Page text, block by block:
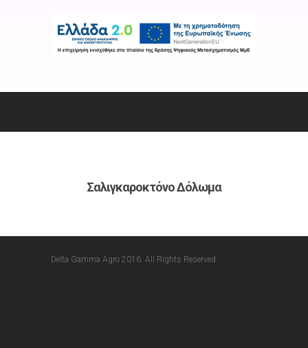
Σαλιγκαροκτόνο Δόλωμα
Delta Gamma Agro 2016. All Rights Reserved.